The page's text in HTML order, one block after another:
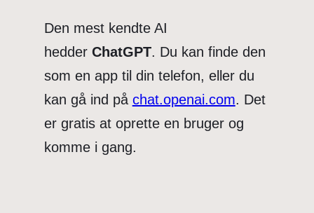
Den mest kendte AI
hedder ChatGPT. Du kan finde den
som en app til din telefon, eller du
kan gå ind på chat.openai.com. Det
er gratis at oprette en bruger og
komme i gang.